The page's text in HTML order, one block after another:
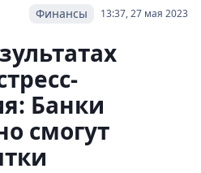
13:37, 27 мая 2023
Финансы
Банки
смогут